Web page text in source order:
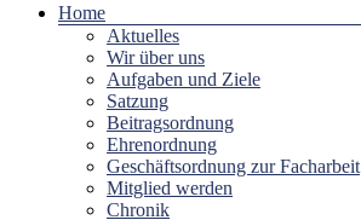
Home
Aktuelles
Wir über uns
Aufgaben und Ziele
Satzung
Beitragsordnung
Ehrenordnung
Geschäftsordnung zur Facharbeit
Mitglied werden
Chronik